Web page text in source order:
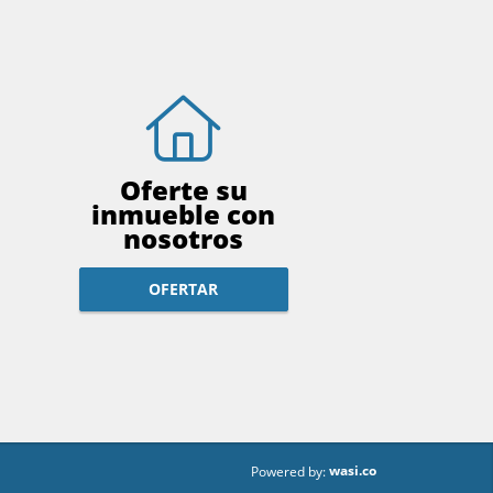
Oferte su
inmueble con
nosotros
OFERTAR
Powered by:wasi.co